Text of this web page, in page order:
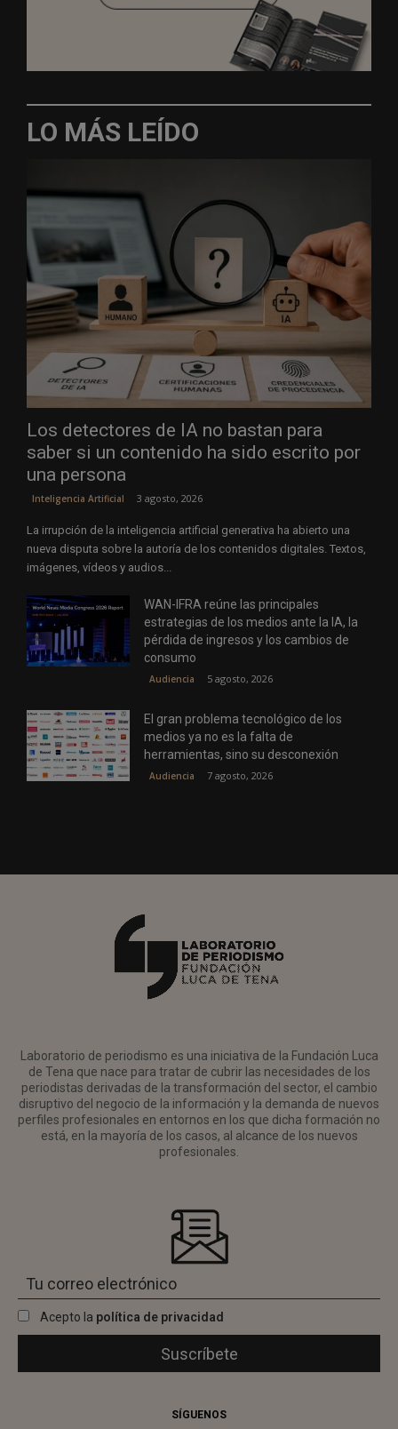
LO MÁS LEÍDO
Los detectores de IA no bastan para
saber si un contenido ha sido escrito por
una persona
Inteligencia Artificial 3 agosto, 2026
La irrupción de la inteligencia artificial generativa ha abierto una
nueva disputa sobre la autoría de los contenidos digitales. Textos,
imágenes, vídeos y audios...
WAN-IFRA reúne las principales
estrategias de los medios ante la IA, la
pérdida de ingresos y los cambios de
consumo
Audiencia 5 agosto, 2026
El gran problema tecnológico de los
medios ya no es la falta de
herramientas, sino su desconexión
Audiencia 7 agosto, 2026
Laboratorio de periodismo es una iniciativa de la Fundación Luca
de Tena que nace para tratar de cubrir las necesidades de los
periodistas derivadas de la transformación del sector, el cambio
disruptivo del negocio de la información y la demanda de nuevos
perfiles profesionales en entornos en los que dicha formación no
está, en la mayoría de los casos, al alcance de los nuevos
profesionales.
Acepto la política de privacidad
SÍGUENOS